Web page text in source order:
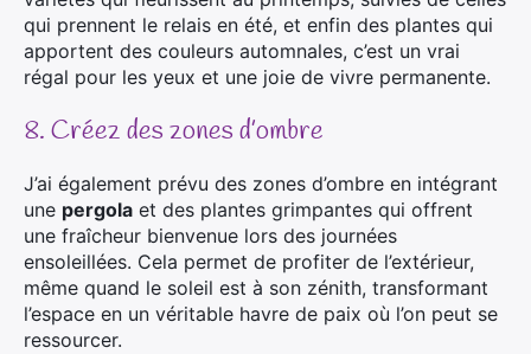
qui prennent le relais en été, et enfin des plantes qui
apportent des couleurs automnales, c’est un vrai
régal pour les yeux et une joie de vivre permanente.
8. Créez des zones d’ombre
J’ai également prévu des zones d’ombre en intégrant
une pergola et des plantes grimpantes qui offrent
une fraîcheur bienvenue lors des journées
ensoleillées. Cela permet de profiter de l’extérieur,
même quand le soleil est à son zénith, transformant
l’espace en un véritable havre de paix où l’on peut se
ressourcer.